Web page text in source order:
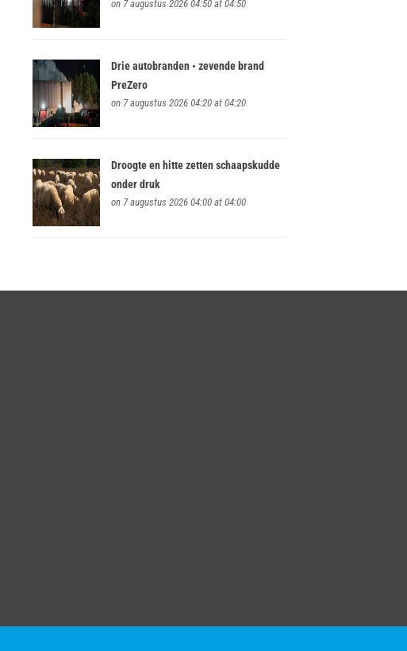
on 7 augustus 2026 04:50 at 04:50
Drie autobranden • zevende brand
PreZero
on 7 augustus 2026 04:20 at 04:20
Droogte en hitte zetten schaapskudde
onder druk
on 7 augustus 2026 04:00 at 04:00